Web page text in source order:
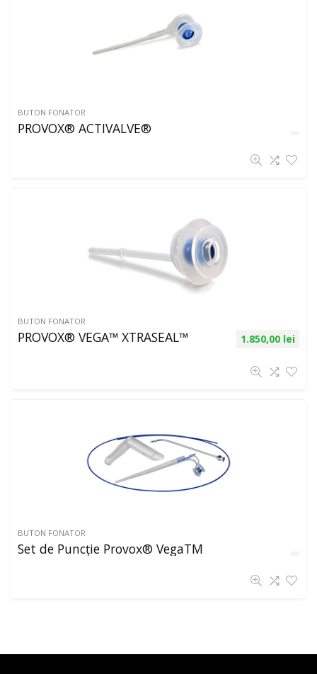
BUTON FONATOR
PROVOX® ACTIVALVE®
BUTON FONATOR
PROVOX® VEGA™ XTRASEAL™ 1.850,00 lei
BUTON FONATOR
Set de Puncţie Provox® VegaTM